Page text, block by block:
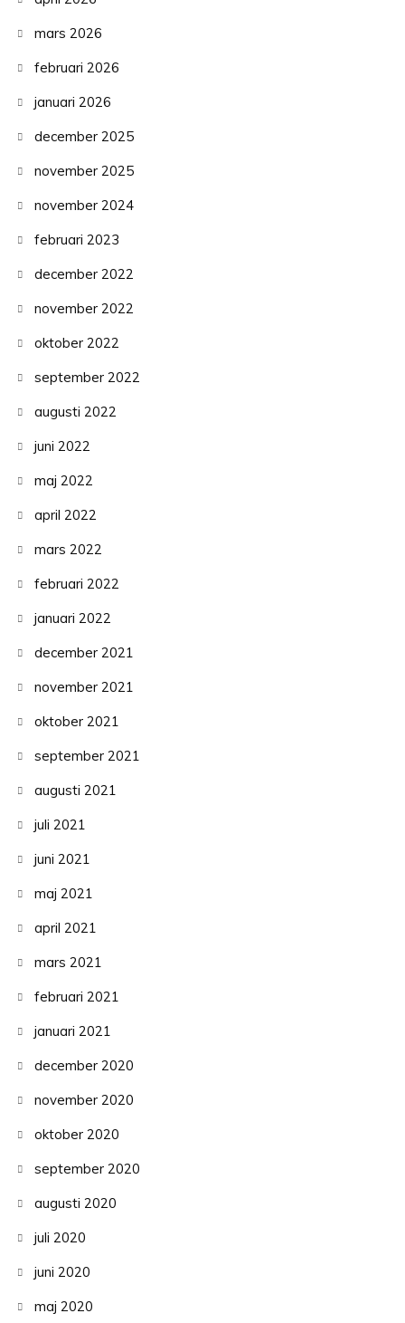
mars 2026
februari 2026
januari 2026
december 2025
november 2025
november 2024
februari 2023
december 2022
november 2022
oktober 2022
september 2022
augusti 2022
juni 2022
maj 2022
april 2022
mars 2022
februari 2022
januari 2022
december 2021
november 2021
oktober 2021
september 2021
augusti 2021
juli 2021
juni 2021
maj 2021
april 2021
mars 2021
februari 2021
januari 2021
december 2020
november 2020
oktober 2020
september 2020
augusti 2020
juli 2020
juni 2020
maj 2020